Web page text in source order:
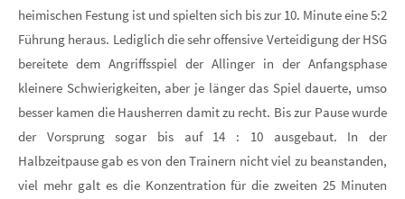
heimischen Festung ist und spielten sich bis zur 10. Minute eine 5:2
Führung heraus. Lediglich die sehr offensive Verteidigung der HSG
bereitete dem Angriffsspiel der Allinger in der Anfangsphase
kleinere Schwierigkeiten, aber je länger das Spiel dauerte, umso
besser kamen die Hausherren damit zu recht. Bis zur Pause wurde
der Vorsprung sogar bis auf 14 : 10 ausgebaut. In der
Halbzeitpause gab es von den Trainern nicht viel zu beanstanden,
viel mehr galt es die Konzentration für die zweiten 25 Minuten